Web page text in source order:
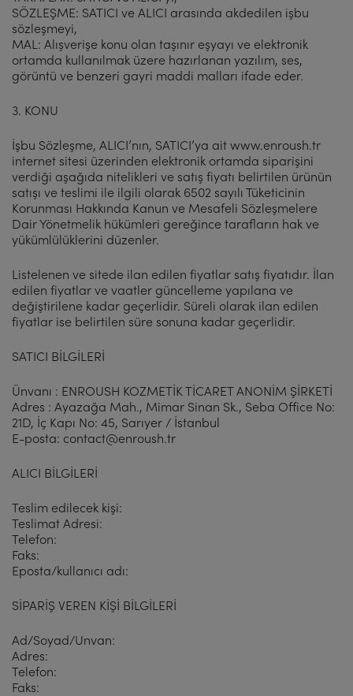
SÖZLEŞME: SATICI ve ALICI arasında akdedilen işbu
sözleşmeyi,
MAL: Alışverişe konu olan taşınır eşyayı ve elektronik
ortamda kullanılmak üzere hazırlanan yazılım, ses,
görüntü ve benzeri gayri maddi malları ifade eder.
3. KONU
İşbu Sözleşme, ALICI’nın, SATICI’ya ait www.enroush.tr
internet sitesi üzerinden elektronik ortamda siparişini
verdiği aşağıda nitelikleri ve satış fiyatı belirtilen ürünün
satışı ve teslimi ile ilgili olarak 6502 sayılı Tüketicinin
Korunması Hakkında Kanun ve Mesafeli Sözleşmelere
Dair Yönetmelik hükümleri gereğince tarafların hak ve
yükümlülüklerini düzenler.
Listelenen ve sitede ilan edilen fiyatlar satış fiyatıdır. İlan
edilen fiyatlar ve vaatler güncelleme yapılana ve
değiştirilene kadar geçerlidir. Süreli olarak ilan edilen
fiyatlar ise belirtilen süre sonuna kadar geçerlidir.
SATICI BİLGİLERİ
Ünvanı : ENROUSH KOZMETİK TİCARET ANONİM ŞİRKETİ
Adres : Ayazağa Mah., Mimar Sinan Sk., Seba Office No:
21D, İç Kapı No: 45, Sarıyer / İstanbul
E-posta: contact@enroush.tr
ALICI BİLGİLERİ
Teslim edilecek kişi:
Teslimat Adresi:
Telefon:
Faks:
Eposta/kullanıcı adı:
SİPARİŞ VEREN KİŞİ BİLGİLERİ
Ad/Soyad/Unvan:
Adres:
Telefon:
Faks: